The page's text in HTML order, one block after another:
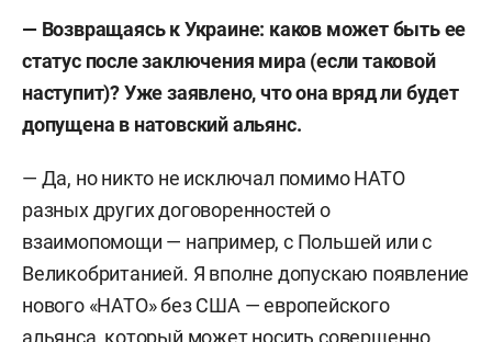
— Возвращаясь к Украине: каков может быть ее
статус после заключения мира (если таковой
наступит)? Уже заявлено, что она вряд ли будет
допущена в натовский альянс.
— Да, но никто не исключал помимо НАТО
разных других договоренностей о
взаимопомощи — например, с Польшей или с
Великобританией. Я вполне допускаю появление
нового «НАТО» без США — европейского
альянса, который может носить совершенно